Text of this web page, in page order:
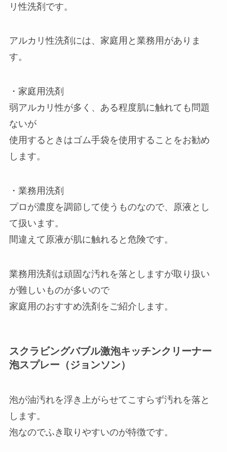
リ性洗剤です。
アルカリ性洗剤には、家庭用と業務用がありま
す。
・家庭用洗剤
弱アルカリ性が多く、ある程度肌に触れても問題
ないが
使用するときはゴム手袋を使用することをお勧め
します。
・業務用洗剤
プロが濃度を調節して使うものなので、原液とし
て扱います。
間違えて原液が肌に触れると危険です。
業務用洗剤は頑固な汚れを落としますが取り扱い
が難しいものが多いので
家庭用のおすすめ洗剤をご紹介します。
スクラビングバブル激泡キッチンクリーナー
泡スプレー（ジョンソン）
泡が油汚れを浮き上がらせてこすらず汚れを落と
します。
泡なのでふき取りやすいのが特徴です。